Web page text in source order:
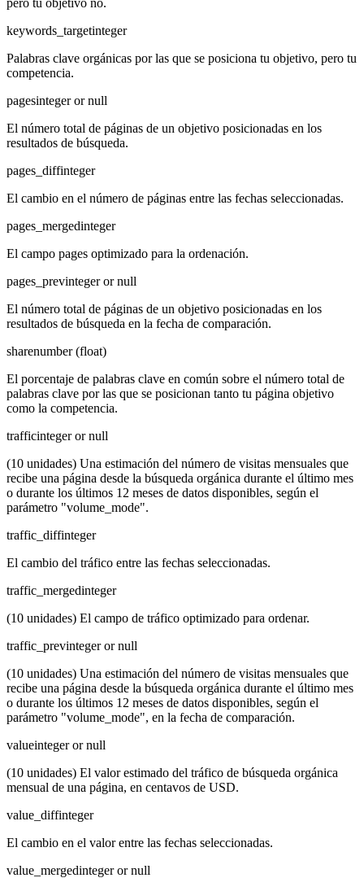
pero tu objetivo no.
keywords_targetinteger
Palabras clave orgánicas por las que se posiciona tu objetivo, pero tu
competencia.
pagesinteger or null
El número total de páginas de un objetivo posicionadas en los
resultados de búsqueda.
pages_diffinteger
El cambio en el número de páginas entre las fechas seleccionadas.
pages_mergedinteger
El campo pages optimizado para la ordenación.
pages_previnteger or null
El número total de páginas de un objetivo posicionadas en los
resultados de búsqueda en la fecha de comparación.
sharenumber (float)
El porcentaje de palabras clave en común sobre el número total de
palabras clave por las que se posicionan tanto tu página objetivo
como la competencia.
trafficinteger or null
(10 unidades) Una estimación del número de visitas mensuales que
recibe una página desde la búsqueda orgánica durante el último mes
o durante los últimos 12 meses de datos disponibles, según el
parámetro "volume_mode".
traffic_diffinteger
El cambio del tráfico entre las fechas seleccionadas.
traffic_mergedinteger
(10 unidades) El campo de tráfico optimizado para ordenar.
traffic_previnteger or null
(10 unidades) Una estimación del número de visitas mensuales que
recibe una página desde la búsqueda orgánica durante el último mes
o durante los últimos 12 meses de datos disponibles, según el
parámetro "volume_mode", en la fecha de comparación.
valueinteger or null
(10 unidades) El valor estimado del tráfico de búsqueda orgánica
mensual de una página, en centavos de USD.
value_diffinteger
El cambio en el valor entre las fechas seleccionadas.
value_mergedinteger or null